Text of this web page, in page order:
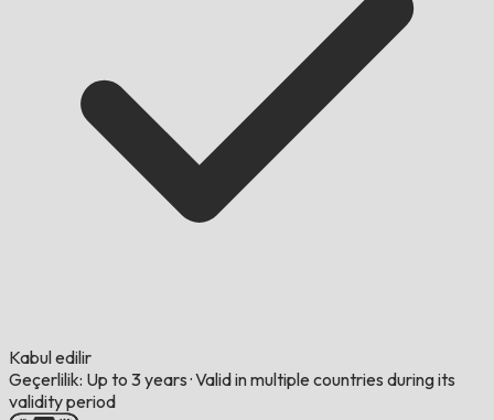
Kabul edilir
Geçerlilik: Up to 3 years ·Valid in multiple countries during its
validity period